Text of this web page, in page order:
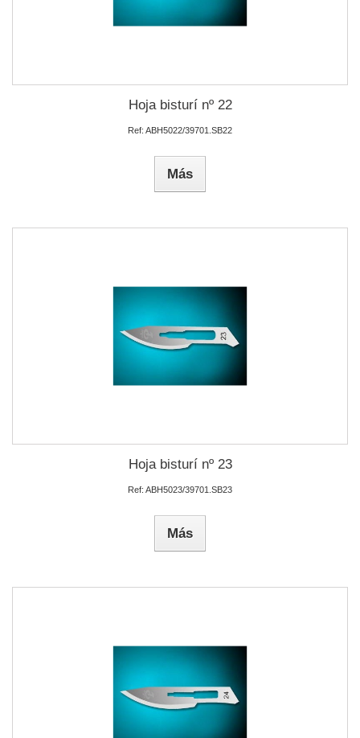
Hoja bisturí nº 22
Ref: ABH5022/39701.SB22
Más
Hoja bisturí nº 23
Ref: ABH5023/39701.SB23
Más